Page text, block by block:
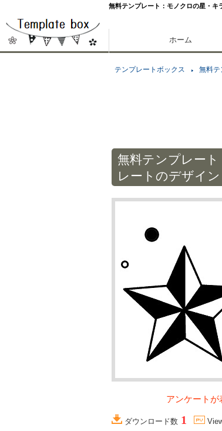
無料テンプレート：モノクロの星・
ホーム
テンプレートボックス 無料テ
無料テンプレー
レートのデザイン
アンケートが
ダウンロード数 1